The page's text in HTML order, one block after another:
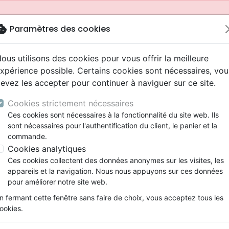
Nouveautés
Testaments
Etude biblique
Segond
Darby
Bandes dessinées
Souffrance, Relation d'aide
Ethique, société, politique
ans
Adolescents, jeunes
Latino, Folk
Soul
Rap, Hip-hop
Louange, Adoration
Pop, Rock
animés
conférences
Films, fiction
Jeux
Papeterie
depuis votre pays (United States).
Vivre en Christ - 100 méditations pour grandir
Paramètres des cookies
utilisons des cookies pour vous offrir la meilleure
possible. Certains cookies sont nécessaires,
les accepter pour continuer à naviguer sur ce site.
Cookies strictement nécessaires
Ces cookies sont nécessaires à la fonctionnalité du site web. Ils
sont nécessaires pour l'authentification du client, le panier et la
commande.
Cookies analytiques
Ces cookies collectent des données anonymes sur les visites, les
appareils et la navigation. Nous nous appuyons sur ces données
pour améliorer notre site web.
fermant cette fenêtre sans faire de choix, vous acceptez tous les